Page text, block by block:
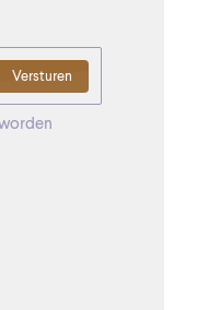
Versturen